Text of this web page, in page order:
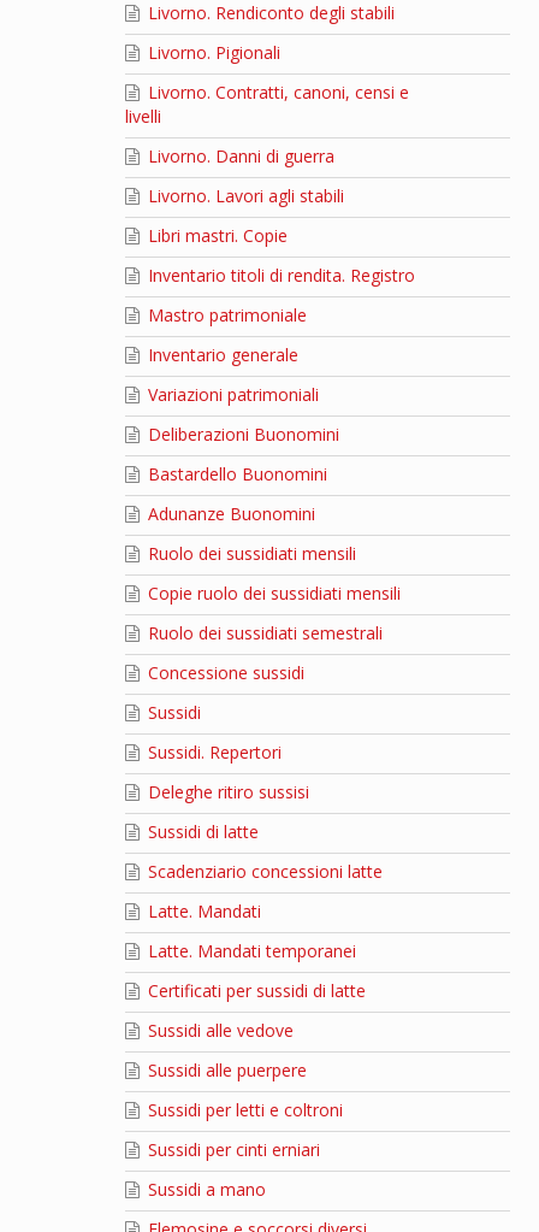
Livorno. Rendiconto degli stabili
Livorno. Pigionali
Livorno. Contratti, canoni, censi e
livelli
Livorno. Danni di guerra
Livorno. Lavori agli stabili
Libri mastri. Copie
Inventario titoli di rendita. Registro
Mastro patrimoniale
Inventario generale
Variazioni patrimoniali
Deliberazioni Buonomini
Bastardello Buonomini
Adunanze Buonomini
Ruolo dei sussidiati mensili
Copie ruolo dei sussidiati mensili
Ruolo dei sussidiati semestrali
Concessione sussidi
Sussidi
Sussidi. Repertori
Deleghe ritiro sussisi
Sussidi di latte
Scadenziario concessioni latte
Latte. Mandati
Latte. Mandati temporanei
Certificati per sussidi di latte
Sussidi alle vedove
Sussidi alle puerpere
Sussidi per letti e coltroni
Sussidi per cinti erniari
Sussidi a mano